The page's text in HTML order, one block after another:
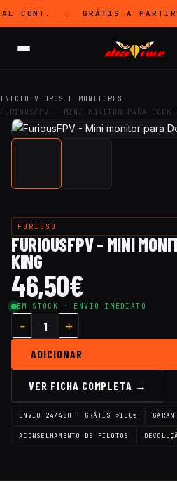
CONT. ◇ GRÁTISA
INICIO · VIDROS E MONITORES ·
FURIOUSFPV - MINI MONITOR PARA DOCK-
FURIOSO
FURIOUSFPV - MINI
KING
46,50€
EM STOCK · ENVIO IMEDIATO
ADICIONAR
VER FICHA COMPLETA →
ENVIO 24/48H · GRÁTIS >100€
ACONSELHAMENTO DE PILOTOS